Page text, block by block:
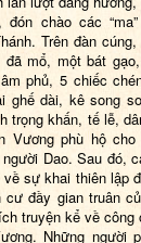
chào các
Trên đàn
đã mổ, một bát
phủ, 5 chiếc
ghế dài, kê song
trọng khấn, tế lễ,
Vương phù hộ
Dao. Sau đó,
sự khai thiên lập
cư đầy gian truân
truyện kể về công
Những người